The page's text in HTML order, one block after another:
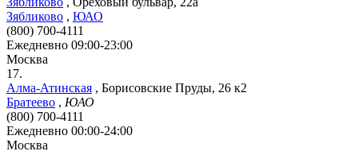
Зябликово , ЮАО
(800) 700-4111
Ежедневно 09:00-23:00
Москва
17.
Алма-Атинская , Борисовские Пруды, 26 к2
Братеево , ЮАО
(800) 700-4111
Ежедневно 00:00-24:00
Москва